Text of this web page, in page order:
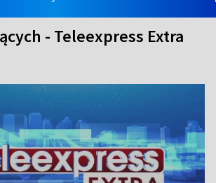
- Teleexpress Extra